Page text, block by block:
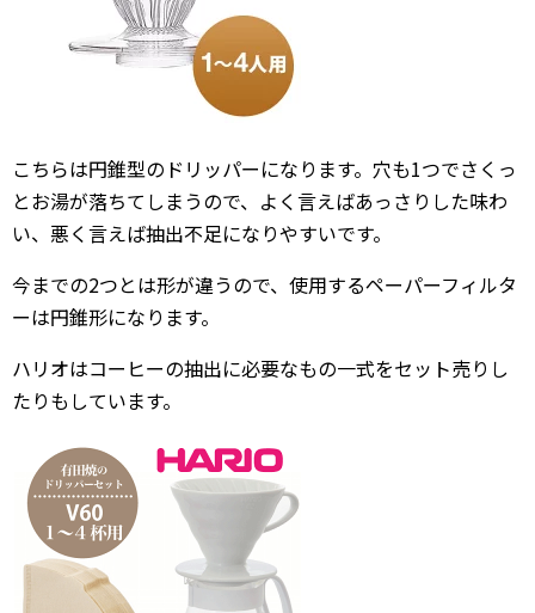
こちらは円錐型のドリッパーになります。穴も1つでさくっ
とお湯が落ちてしまうので、よく言えばあっさりした味わ
い、悪く言えば抽出不足になりやすいです。
今までの2つとは形が違うので、使用するペーパーフィルタ
ーは円錐形になります。
ハリオはコーヒーの抽出に必要なもの一式をセット売りし
たりもしています。